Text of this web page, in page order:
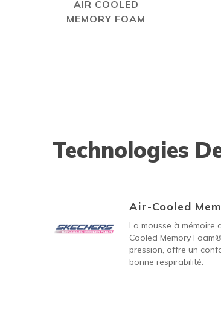
AIR COOLED
MEMORY FOAM
Technologies
Air-Cooled
La mousse à mémoire
Cooled Memory
pression, offre un
bonne respirabilité.